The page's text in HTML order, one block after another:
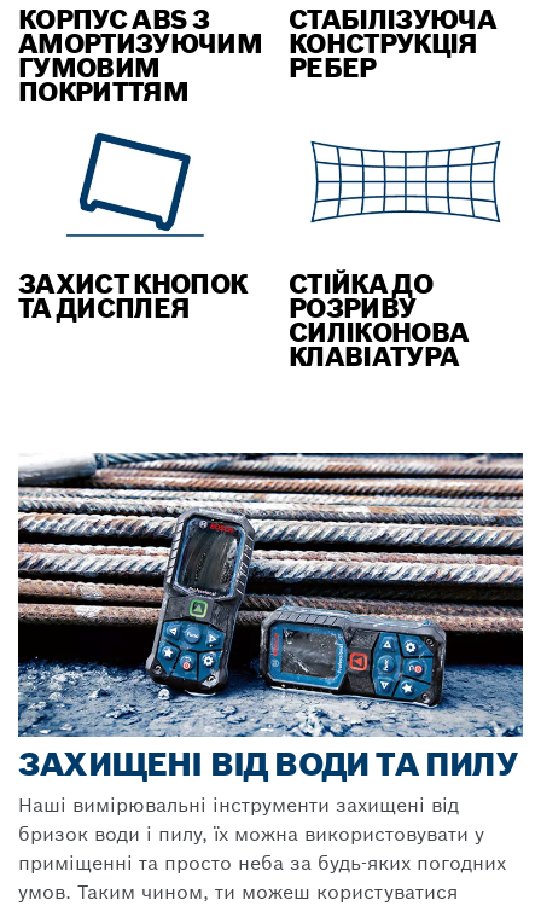
КОРПУС ABS З
АМОРТИЗУЮЧИМ
ГУМОВИМ
ПОКРИТТЯМ
СТАБІЛІЗУЮЧА
КОНСТРУКЦІЯ
РЕБЕР
ЗАХИСТ КНОПОК
ТА ДИСПЛЕЯ
СТІЙКА ДО
РОЗРИВУ
СИЛІКОНОВА
КЛАВІАТУРА
ЗАХИЩЕНІ ВІД ВОДИ ТА ПИЛУ
Наші вимірювальні інструменти захищені від
бризок води і пилу, їх можна використовувати у
приміщенні та просто неба за будь-яких погодних
умов. Таким чином, ти можеш користуватися